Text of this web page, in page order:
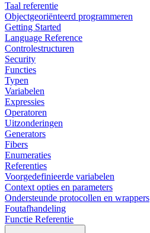
Taal referentie
Objectgeoriënteerd programmeren
Getting Started
Language Reference
Controlestructuren
Security
Functies
Typen
Variabelen
Expressies
Operatoren
Uitzonderingen
Generators
Fibers
Enumeraties
Referenties
Voorgedefinieerde variabelen
Context opties en parameters
Ondersteunde protocollen en wrappers
Foutafhandeling
Functie Referentie